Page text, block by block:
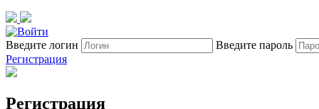
Введите логин Введите пароль
Регистрация
Регистрация